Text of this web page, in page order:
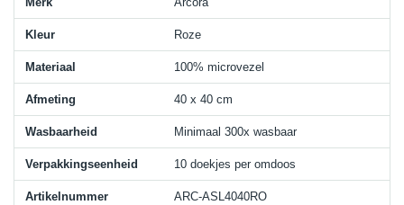
Kleur Roze
Materiaal 100% microvezel
Afmeting 40 x 40 cm
Wasbaarheid Minimaal 300x wasbaar
Verpakkingseenheid 10 doekjes per omdoos
Artikelnummer ARC-ASL4040RO